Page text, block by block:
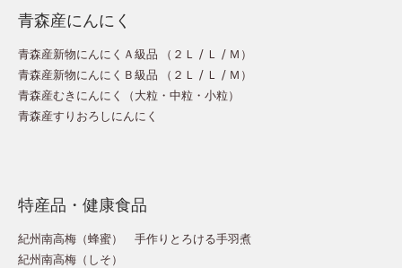
青森産にんにく
青森産新物にんにくＡ級品 （ ２Ｌ / Ｌ / Ｍ ）
青森産新物にんにくＢ級品 （ ２Ｌ / Ｌ / Ｍ ）
青森産むきにんにく（大粒 ・ 中粒 ・ 小粒）
青森産すりおろしにんにく
特産品・健康食品
紀州南高梅（蜂蜜）
手作りとろける手羽煮
紀州南高梅（しそ）